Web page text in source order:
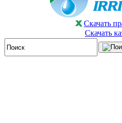
Скачать
Скачать